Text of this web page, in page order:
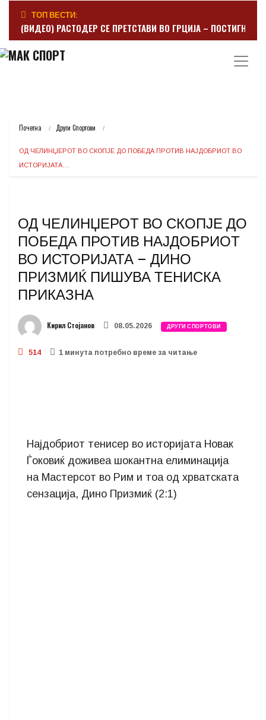
ТОП ВЕСТИ:
(ВИДЕО) РАСТОДЕР СЕ ПРЕТСТАВИ ВО ГРЦИЈА – ПОСТИГНА
Почетна Други Спортови
ОД ЧЕЛИНЏЕРОТ ВО СКОПЈЕ ДО ПОБЕДА ПРОТИВ НАЈДОБРИОТ ВО
ИСТОРИЈАТА…
ОД ЧЕЛИНЏЕРОТ ВО СКОПЈЕ ДО
ПОБЕДА ПРОТИВ НАЈДОБРИОТ
ВО ИСТОРИЈАТА – ДИНО
ПРИЗМИЌ ПИШУВА ТЕНИСКА
ПРИКАЗНА
Кирил Стојанов 08.05.2026 ДРУГИ СПОРТОВИ
514 1 минутa потребно време за читање
Најдобриот тенисер во историјата Новак
Ѓоковиќ доживеа шокантна елиминација
на Мастерсот во Рим и тоа од хрватската
сензација, Дино Призмиќ (2:1)